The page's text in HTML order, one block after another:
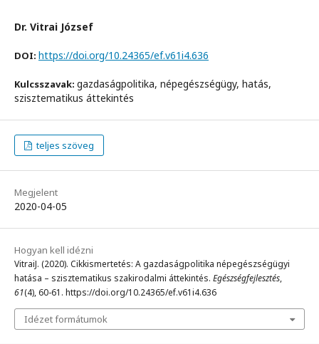
Dr. Vitrai József
DOI: https://doi.org/10.24365/ef.v61i4.636
Kulcsszavak: gazdaságpolitika, népegészségügy, hatás,
szisztematikus áttekintés
teljes szöveg
Megjelent
2020-04-05
Hogyan kell idézni
VitraiJ. (2020). Cikkismertetés: A gazdaságpolitika népegészségügyi
hatása – szisztematikus szakirodalmi áttekintés. Egészségfejlesztés,
61(4), 60-61. https://doi.org/10.24365/ef.v61i4.636
Idézet formátumok